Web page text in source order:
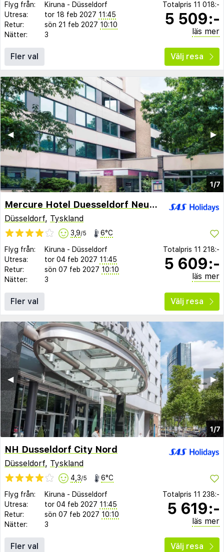
Flyg från: Kiruna - Düsseldorf
Utresa:
tor 18 feb 2027 11:45
Retur:
sön 21 feb 2027 10:10
Nätter:
3
Totalpris 11 018:-
5 509:-
läs mer
Fler val Välj resa
1/7
▶︎
◀︎
Mercure Hotel Duesseldorf Neuss
Düsseldorf, Tyskland
3,9/5 6°C
Flyg från: Kiruna - Düsseldorf
Utresa:
tor 04 feb 2027 11:45
Retur:
sön 07 feb 2027 10:10
Nätter:
3
Totalpris 11 218:-
5 609:-
läs mer
Fler val Välj resa
1/7
▶︎
◀︎
NH Dusseldorf City Nord
Düsseldorf, Tyskland
4,3/5 6°C
Flyg från: Kiruna - Düsseldorf
Utresa:
tor 04 feb 2027 11:45
Retur:
sön 07 feb 2027 10:10
Nätter:
3
Totalpris 11 238:-
5 619:-
läs mer
Fler val Välj resa